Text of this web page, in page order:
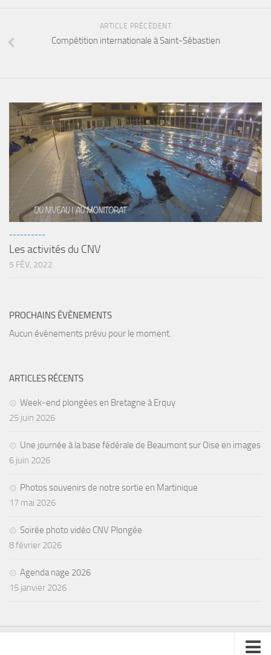
ARTICLE PRÉCÉDENT
Compétition internationale à Saint-Sébastien
----------
Les activités du CNV
5 FÉV, 2022
PROCHAINS ÉVÈNEMENTS
Aucun évènements prévu pour le moment.
ARTICLES RÉCENTS
Week-end plongées en Bretagne à Erquy
25 juin 2026
Une journée à la base fédérale de Beaumont sur Oise en images
6 juin 2026
Photos souvenirs de notre sortie en Martinique
17 mai 2026
Soirée photo vidéo CNV Plongée
8 février 2026
Agenda nage 2026
15 janvier 2026